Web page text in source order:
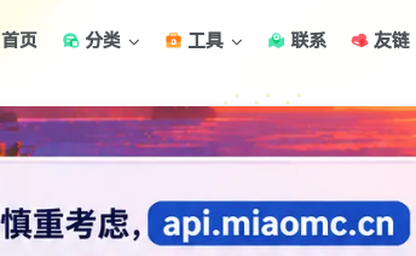
首页 分类 工具 联系 友链